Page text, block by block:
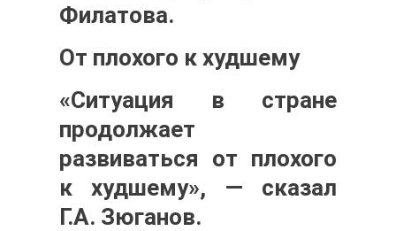
Филатова.
От плохого к худшему
«Ситуация в стране
продолжает
развиваться от плохого
к худшему», — сказал
Г.А. Зюганов.